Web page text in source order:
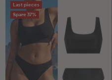
Last pieces
Spare 37%